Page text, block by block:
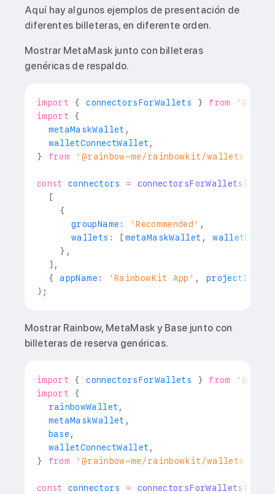
Aquí hay algunos ejemplos de presentación de
diferentes billeteras, en diferente orden.
Mostrar MetaMask junto con billeteras
genéricas de respaldo.
import { connectorsForWallets } from
import
{
  metaMaskWallet
,
  walletConnectWallet
,
}
from '@rainbow-me/rainbowkit/wallets'
const connectors = connectorsForWallets (
[
{
      groupName
: 'Recommended' ,
      wallets
: [metaMaskWallet ,
} ,
] ,
{
appName : 'RainbowKit App' , projectId
) ;
Mostrar Rainbow, MetaMask y Base junto con
billeteras de reserva genéricas.
import { connectorsForWallets } from
import
{
  rainbowWallet
,
  metaMaskWallet
,
  base
,
  walletConnectWallet
,
}
from '@rainbow-me/rainbowkit/wallets'
const connectors = connectorsForWallets (